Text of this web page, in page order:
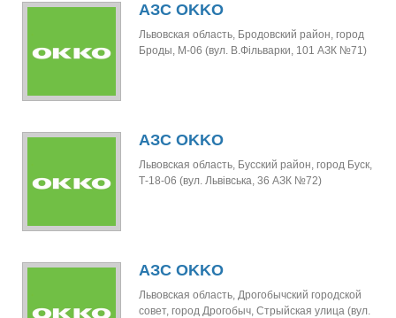
АЗС OKKO
Львовская область, Бродовский район, город
Броды, М-06 (вул. В.Фільварки, 101 АЗК №71)
АЗС OKKO
Львовская область, Бусский район, город Буск,
Т-18-06 (вул. Львівська, 36 АЗК №72)
АЗС OKKO
Львовская область, Дрогобычский городской
совет, город Дрогобыч, Стрыйская улица (вул.